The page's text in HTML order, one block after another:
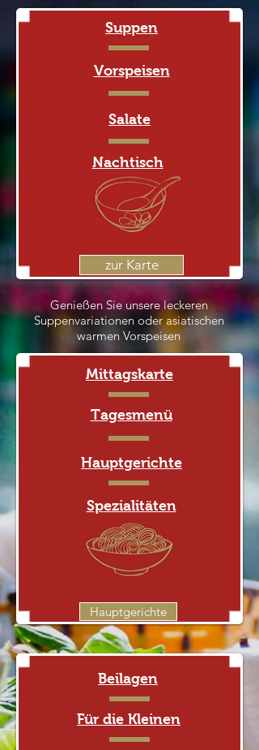
Suppen
Vorspeisen
Salate
Nachtisch
zur Karte
Genießen Sie unsere leckeren
Suppenvariationen oder asiatischen
warmen Vorspeisen
Mittagskarte
Tagesmenü
Hauptgerichte
Spezialitäten
Hauptgerichte
Beilagen
Für die Kleinen